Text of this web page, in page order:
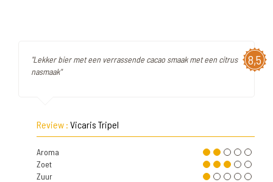
8,5
"Lekker bier met een verrassende cacao smaak met een citrus
nasmaak"
Review : Vicaris Tripel
Aroma
Zoet
Zuur